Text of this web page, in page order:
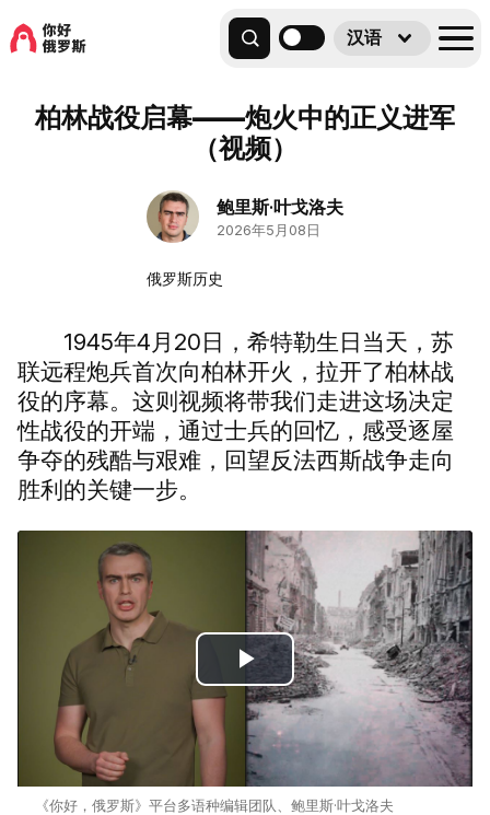
汉语
柏林战役启幕——炮火中的正义进军
（视频）
鲍里斯·叶戈洛夫
2026年5月08日
俄罗斯历史
1945年4月20日，希特勒生日当天，苏
联远程炮兵首次向柏林开火，拉开了柏林战
役的序幕。这则视频将带我们走进这场决定
性战役的开端，通过士兵的回忆，感受逐屋
争夺的残酷与艰难，回望反法西斯战争走向
胜利的关键一步。
Play
Video
《你好，俄罗斯》平台多语种编辑团队、鲍里斯·叶戈洛夫